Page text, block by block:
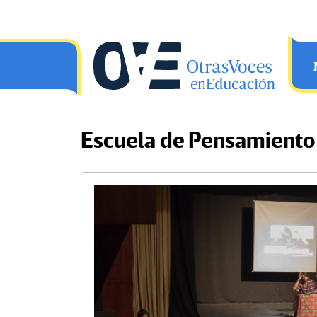
OtrasVocesenEducacion.org
Escuela de